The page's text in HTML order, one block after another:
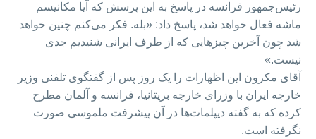
رئیس‌جمهور فرانسه در پاسخ به این پرسش که آیا مکانیسم
ماشه فعال خواهد شد، پاسخ داد: «بله. فکر می‌کنم چنین خواهد
شد چون آخرین چیز‌هایی که از طرف ایرانی شنیدیم جدی
نیست.»
آقای مکرون این اظهارات را یک روز پس از گفتگوی تلفنی وزیر
خارجه ایران با وزرای خارجه بریتانیا، فرانسه و آلمان مطرح
کرده که به گفته دیپلمات‌ها در آن پیشرفت ملموسی صورت
نگرفته است.